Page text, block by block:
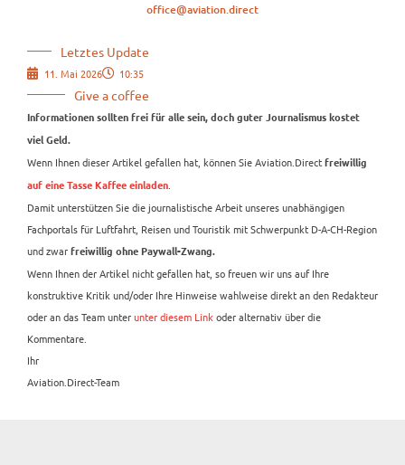
office@aviation.direct
Letztes Update
11. Mai 2026 10:35
Give a coffee
Informationen sollten frei für alle sein, doch guter Journalismus kostet
viel Geld.
Wenn Ihnen dieser Artikel gefallen hat, können Sie Aviation.Direct freiwillig
auf eine Tasse Kaffee einladen
Damit unterstützen Sie die journalistische Arbeit unseres unabhängigen
Fachportals für Luftfahrt, Reisen und Touristik mit Schwerpunkt D-A-CH-Region
und zwar freiwillig ohne Paywall-Zwang.
Wenn Ihnen der Artikel nicht gefallen hat, so freuen wir uns auf Ihre
konstruktive Kritik und/oder Ihre Hinweise wahlweise direkt an den Redakteur
oder an das Team unterunter diesem Link oder alternativ über die
Kommentare.
Ihr
Aviation.Direct-Team